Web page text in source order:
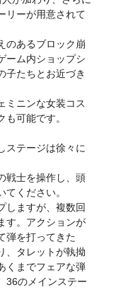
リーが用意されて
のあるブロック崩
ーム内ショップシ
子たちとお近づき
ミニンな女装コス
可能です。
ステージは徐々に
戦士を操作し、頭
てください。
しますが、複数回
す。アクションが
弾を打ってきた
、タレットが執拗
くまでフェアな弾
36のメインステー